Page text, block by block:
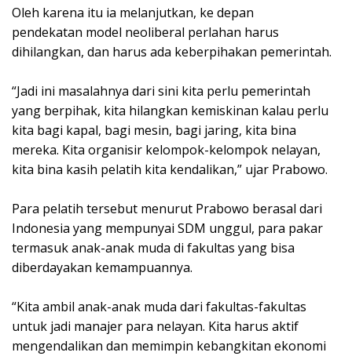
Oleh karena itu ia melanjutkan, ke depan
pendekatan model neoliberal perlahan harus
dihilangkan, dan harus ada keberpihakan pemerintah.
“Jadi ini masalahnya dari sini kita perlu pemerintah
yang berpihak, kita hilangkan kemiskinan kalau perlu
kita bagi kapal, bagi mesin, bagi jaring, kita bina
mereka. Kita organisir kelompok-kelompok nelayan,
kita bina kasih pelatih kita kendalikan,” ujar Prabowo.
Para pelatih tersebut menurut Prabowo berasal dari
Indonesia yang mempunyai SDM unggul, para pakar
termasuk anak-anak muda di fakultas yang bisa
diberdayakan kemampuannya.
“Kita ambil anak-anak muda dari fakultas-fakultas
untuk jadi manajer para nelayan. Kita harus aktif
mengendalikan dan memimpin kebangkitan ekonomi